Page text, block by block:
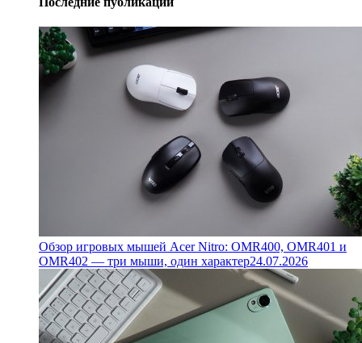
Обзор игровых мышей Acer Nitro: OMR400, OMR401 и
OMR402 — три мыши, один характер24.07.2026